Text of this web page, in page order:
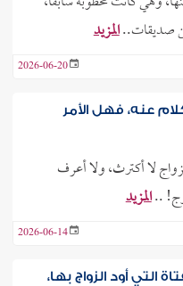
صديقات..المزيد
2026-06-20
عنه، فهل الأمر
لما يذكر الزواج لا أكترث، ولا أعرف
..المزيد
2026-06-14
التي أود الزواج بها،